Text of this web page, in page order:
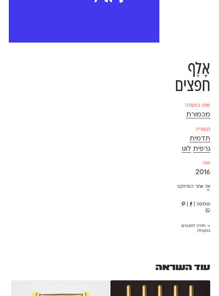
אָלֶף
חפצים
פונט בפעולה
מכמורת
קטגוריה
תדמית
גרפית לוגו
שנה
2016
אל אתר הפרויקט
⇱
שתפו: |
→ חזרה לפונטים
בפעולה
עוד השראה